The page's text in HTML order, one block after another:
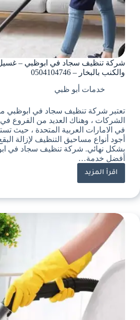
شركة تنظيف سجاد في ابوظبي –
والكنب بالبخار – 0504104746
خدمات أبو ظبي
تعتبر شركة تنظيف سجاد في ابوظبي
الشركات ، وهناك العديد من الفروع
في الامارات العربية المتحدة ، حيث
أجود أنواع مساحيق التنظيف لإزالة
بشكل نهائي. شركة تنظيف سجاد في
أفضل خدمة…
اقرأ المزيد